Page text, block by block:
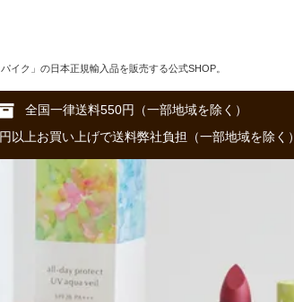
イク」の日本正規輸入品を販売する公式SHOP。
全国一律送料550円（一部地域を除く）
以上お買い上げで送料弊社負担（一部地域を除く